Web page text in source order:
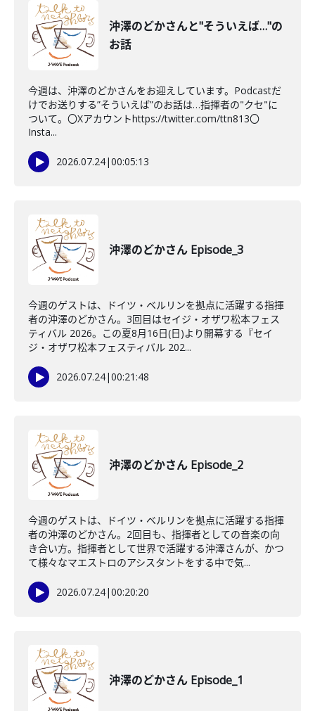
沖澤のどかさんと"そういえば…"の
お話
今週は、沖澤のどかさんをお迎えしています。Podcastだ
けでお送りする”そういえば”のお話は…指揮者の"クセ"に
ついて。〇Xアカウントhttps://twitter.com/ttn813〇
Insta...
2026.07.24|00:05:13
沖澤のどかさん Episode_3
今週のゲストは、ドイツ・ベルリンを拠点に活躍する指揮
者の沖澤のどかさん。3回目はセイジ・オザワ松本フェス
ティバル 2026。この夏8月16日(日)より開幕する『セイ
ジ・オザワ松本フェスティバル 202...
2026.07.24|00:21:48
沖澤のどかさん Episode_2
今週のゲストは、ドイツ・ベルリンを拠点に活躍する指揮
者の沖澤のどかさん。2回目も、指揮者としての音楽の向
き合い方。指揮者として世界で活躍する沖澤さんが、かつ
て様々なマエストロのアシスタントをする中で気...
2026.07.24|00:20:20
沖澤のどかさん Episode_1